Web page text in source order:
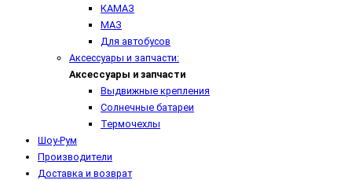
КАМАЗ
МАЗ
Для автобусов
Аксессуары и запчасти:
Аксессуары и запчасти
Выдвижные крепления
Солнечные батареи
Термочехлы
Шоу-Рум
Производители
Доставка и возврат